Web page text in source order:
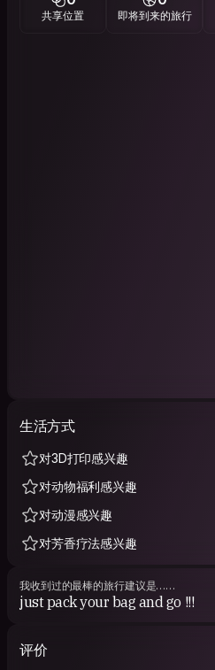
共享位置 即将到来的旅行
生活方式
对3D打印感兴趣
对动物福利感兴趣
对动漫感兴趣
对芳香疗法感兴趣
我收到过的最棒的旅行建议是……
just pack your bag and go !!!
评价